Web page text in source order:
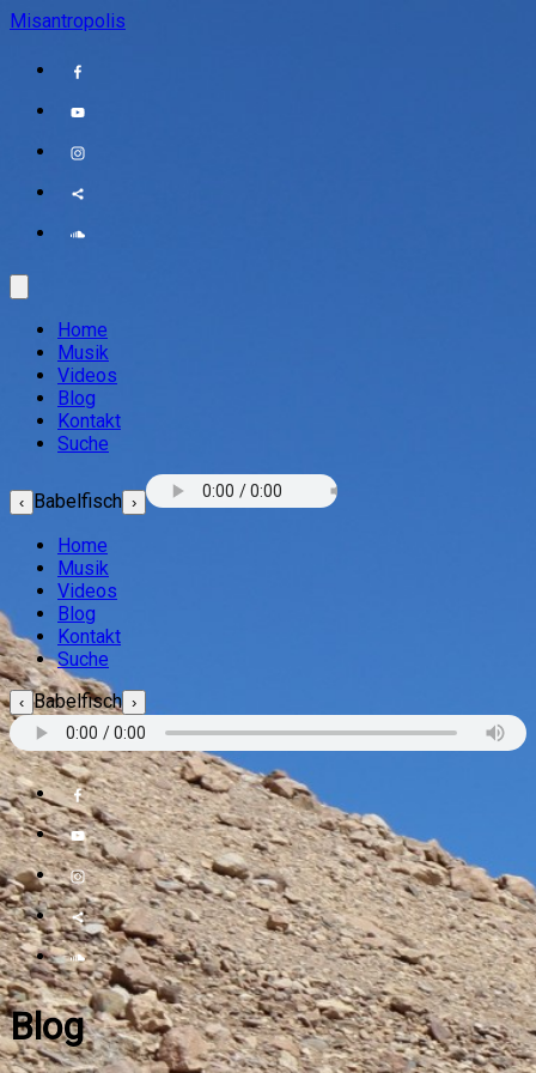
Misantropolis
Home
Musik
Videos
Blog
Kontakt
Suche
‹ Babelfisch ›
Home
Musik
Videos
Blog
Kontakt
Suche
‹ Babelfisch ›
Blog